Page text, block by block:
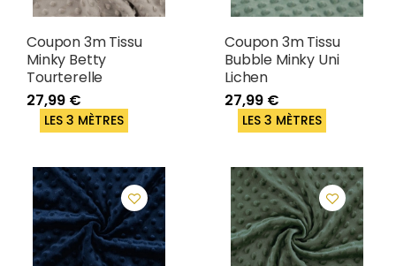
Coupon 3m Tissu
Minky Betty
Tourterelle
27,99 €
LES 3 MÈTRES
Coupon 3m Tissu
Bubble Minky Uni
Lichen
27,99 €
LES 3 MÈTRES